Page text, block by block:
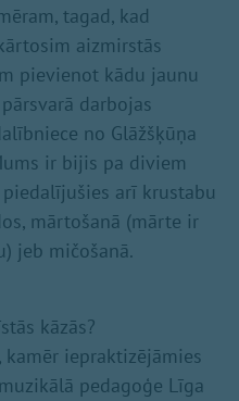
tagad, kad
aizmirstās
pievienot kādu jaunu
darbojas
no Glāžšķūņa
ir bijis pa diviem
arī krustabu
mārtošanā (mārte ir
jeb mičošanā.
kāzās?
kamēr iepraktizējāmies
pedagoģe Līga